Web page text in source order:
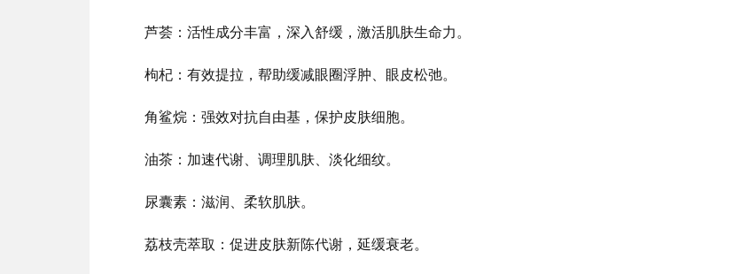
芦荟：活性成分丰富，深入舒缓，激活肌肤生命力。
枸杞：有效提拉，帮助缓减眼圈浮肿、眼皮松弛。
角鲨烷：强效对抗自由基，保护皮肤细胞。
油茶：加速代谢、调理肌肤、淡化细纹。
尿囊素：滋润、柔软肌肤。
荔枝壳萃取：促进皮肤新陈代谢，延缓衰老。